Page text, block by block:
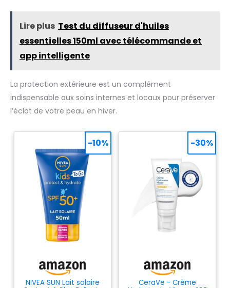
Lire plus Test du diffuseur d'huiles
essentielles 150ml avec télécommande et
app intelligente
La protection extérieure est un complément
indispensable aux soins internes et locaux pour préserver
l’éclat de votre peau en hiver.
NIVEA SUN Lait solaire
-10%
CeraVe - Crème
-30%